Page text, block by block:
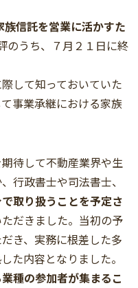
族信託を営業に活かすた
のうち、７月２１日に終
して知っておいていた
事業承継における家族
待して不動産業界や生
行政書士や司法書士、
取り扱うことを予定さ
だきました。当初の予
き、実務に根差した多
た内容となりました。
種の参加者が集まるこ